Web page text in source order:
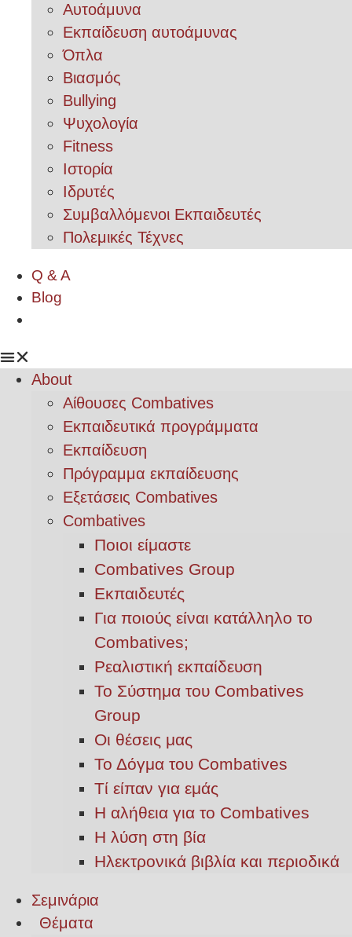
Αυτοάμυνα
Εκπαίδευση αυτοάμυνας
Όπλα
Βιασμός
Bullying
Ψυχολογία
Fitness
Ιστορία
Ιδρυτές
Συμβαλλόμενοι Εκπαιδευτές
Πολεμικές Τέχνες
Q & A
Blog
About
Αίθουσες Combatives
Εκπαιδευτικά προγράμματα
Εκπαίδευση
Πρόγραμμα εκπαίδευσης
Εξετάσεις Combatives
Combatives
Ποιοι είμαστε
Combatives Group
Εκπαιδευτές
Για ποιούς είναι κατάλληλο το
Combatives;
Ρεαλιστική εκπαίδευση
Το Σύστημα του Combatives
Group
Οι θέσεις μας
Το Δόγμα του Combatives
Τί είπαν για εμάς
Η αλήθεια για το Combatives
Η λύση στη βία
Ηλεκτρονικά βιβλία και περιοδικά
Σεμινάρια
Θέματα